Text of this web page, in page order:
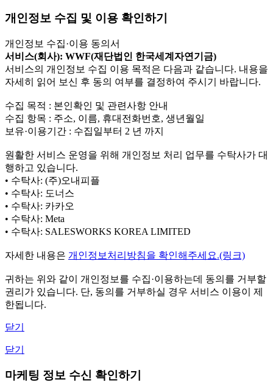
개인정보 수집 및 이용 확인하기
개인정보 수집·이용 동의서
서비스(회사): WWF(재단법인 한국세계자연기금)
서비스의 개인정보 수집 이용 목적은 다음과 같습니다. 내용을
자세히 읽어 보신 후 동의 여부를 결정하여 주시기 바랍니다.
수집 목적 : 본인확인 및 관련사항 안내
수집 항목 : 주소, 이름, 휴대전화번호, 생년월일
보유·이용기간 : 수집일부터 2 년 까지
원활한 서비스 운영을 위해 개인정보 처리 업무를 수탁사가 대
행하고 있습니다.
• 수탁사: (주)오내피플
• 수탁사: 도너스
• 수탁사: 카카오
• 수탁사: Meta
• 수탁사: SALESWORKS KOREA LIMITED
자세한 내용은 개인정보처리방침을 확인해주세요.(링크)
귀하는 위와 같이 개인정보를 수집·이용하는데 동의를 거부할
권리가 있습니다. 단, 동의를 거부하실 경우 서비스 이용이 제
한됩니다.
닫기
닫기
마케팅 정보 수신 확인하기